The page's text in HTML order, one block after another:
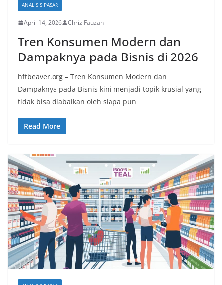
ANALISIS PASAR
April 14, 2026 Chriz Fauzan
Tren Konsumen Modern dan
Dampaknya pada Bisnis di 2026
hftbeaver.org – Tren Konsumen Modern dan
Dampaknya pada Bisnis kini menjadi topik krusial yang
tidak bisa diabaikan oleh siapa pun
Read More